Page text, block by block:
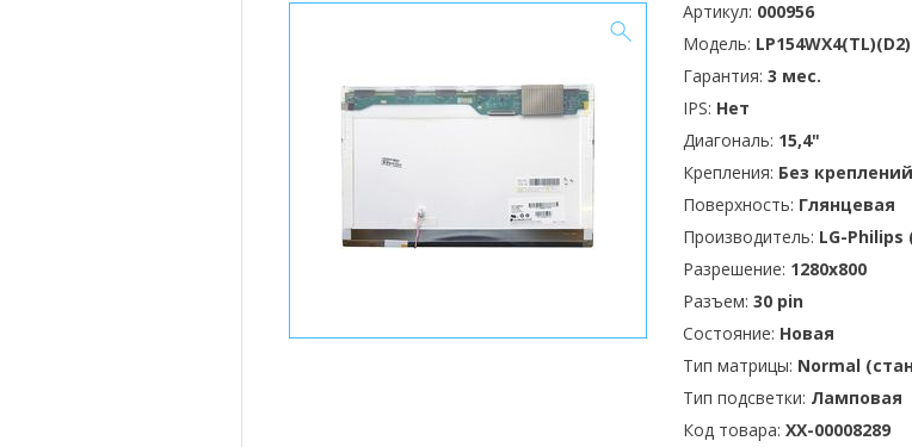
Артикул: 000956
Модель: LP154WX4(TL)(D2)
Гарантия: 3 мес.
IPS: Нет
Диагональ: 15,4"
Крепления: Без креплений
Поверхность: Глянцевая
Производитель: LG-Philips
Разрешение: 1280x800
Разъем: 30 pin
Состояние: Новая
Тип матрицы: Normal
Тип подсветки: Ламповая
Код товара: XX-00008289